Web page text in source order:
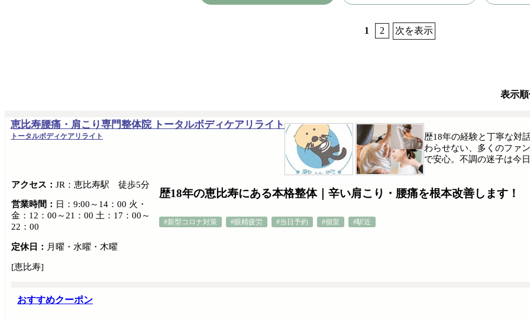
1 2 次を表示
表示
恵比寿腰痛・肩こり専門整体院 トータルボディケアリライト
トータルボディケアリライト
歴18年の恵比寿にある本格整体｜辛い肩こり・腰痛を根本改善します！
#新型コロナ対策 #眼精疲労 #当日予約 #個室 #駅近
歴18年の経験と丁寧な対
わらせない、多くのファ
で安心。不調の迷子は今
アクセス： JR：恵比寿駅 徒歩5分
営業時間： 日：9:00～14：00 火・
金：12：00～21：00 土：17：00～
22：00
定休日： 月曜・水曜・木曜
[恵比寿]
おすすめクーポン